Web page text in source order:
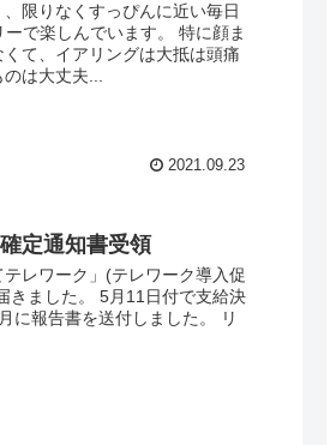
限りなくすっぴんに近い毎日
で楽しんでいます。 特に顔ま
て、イアリングは大抵は頭痛
は大丈夫...
2021.09.23
定通知書受領
レワーク」(テレワーク導入促
きました。 5月11日付で支給決
に報告書を送付しました。 リ